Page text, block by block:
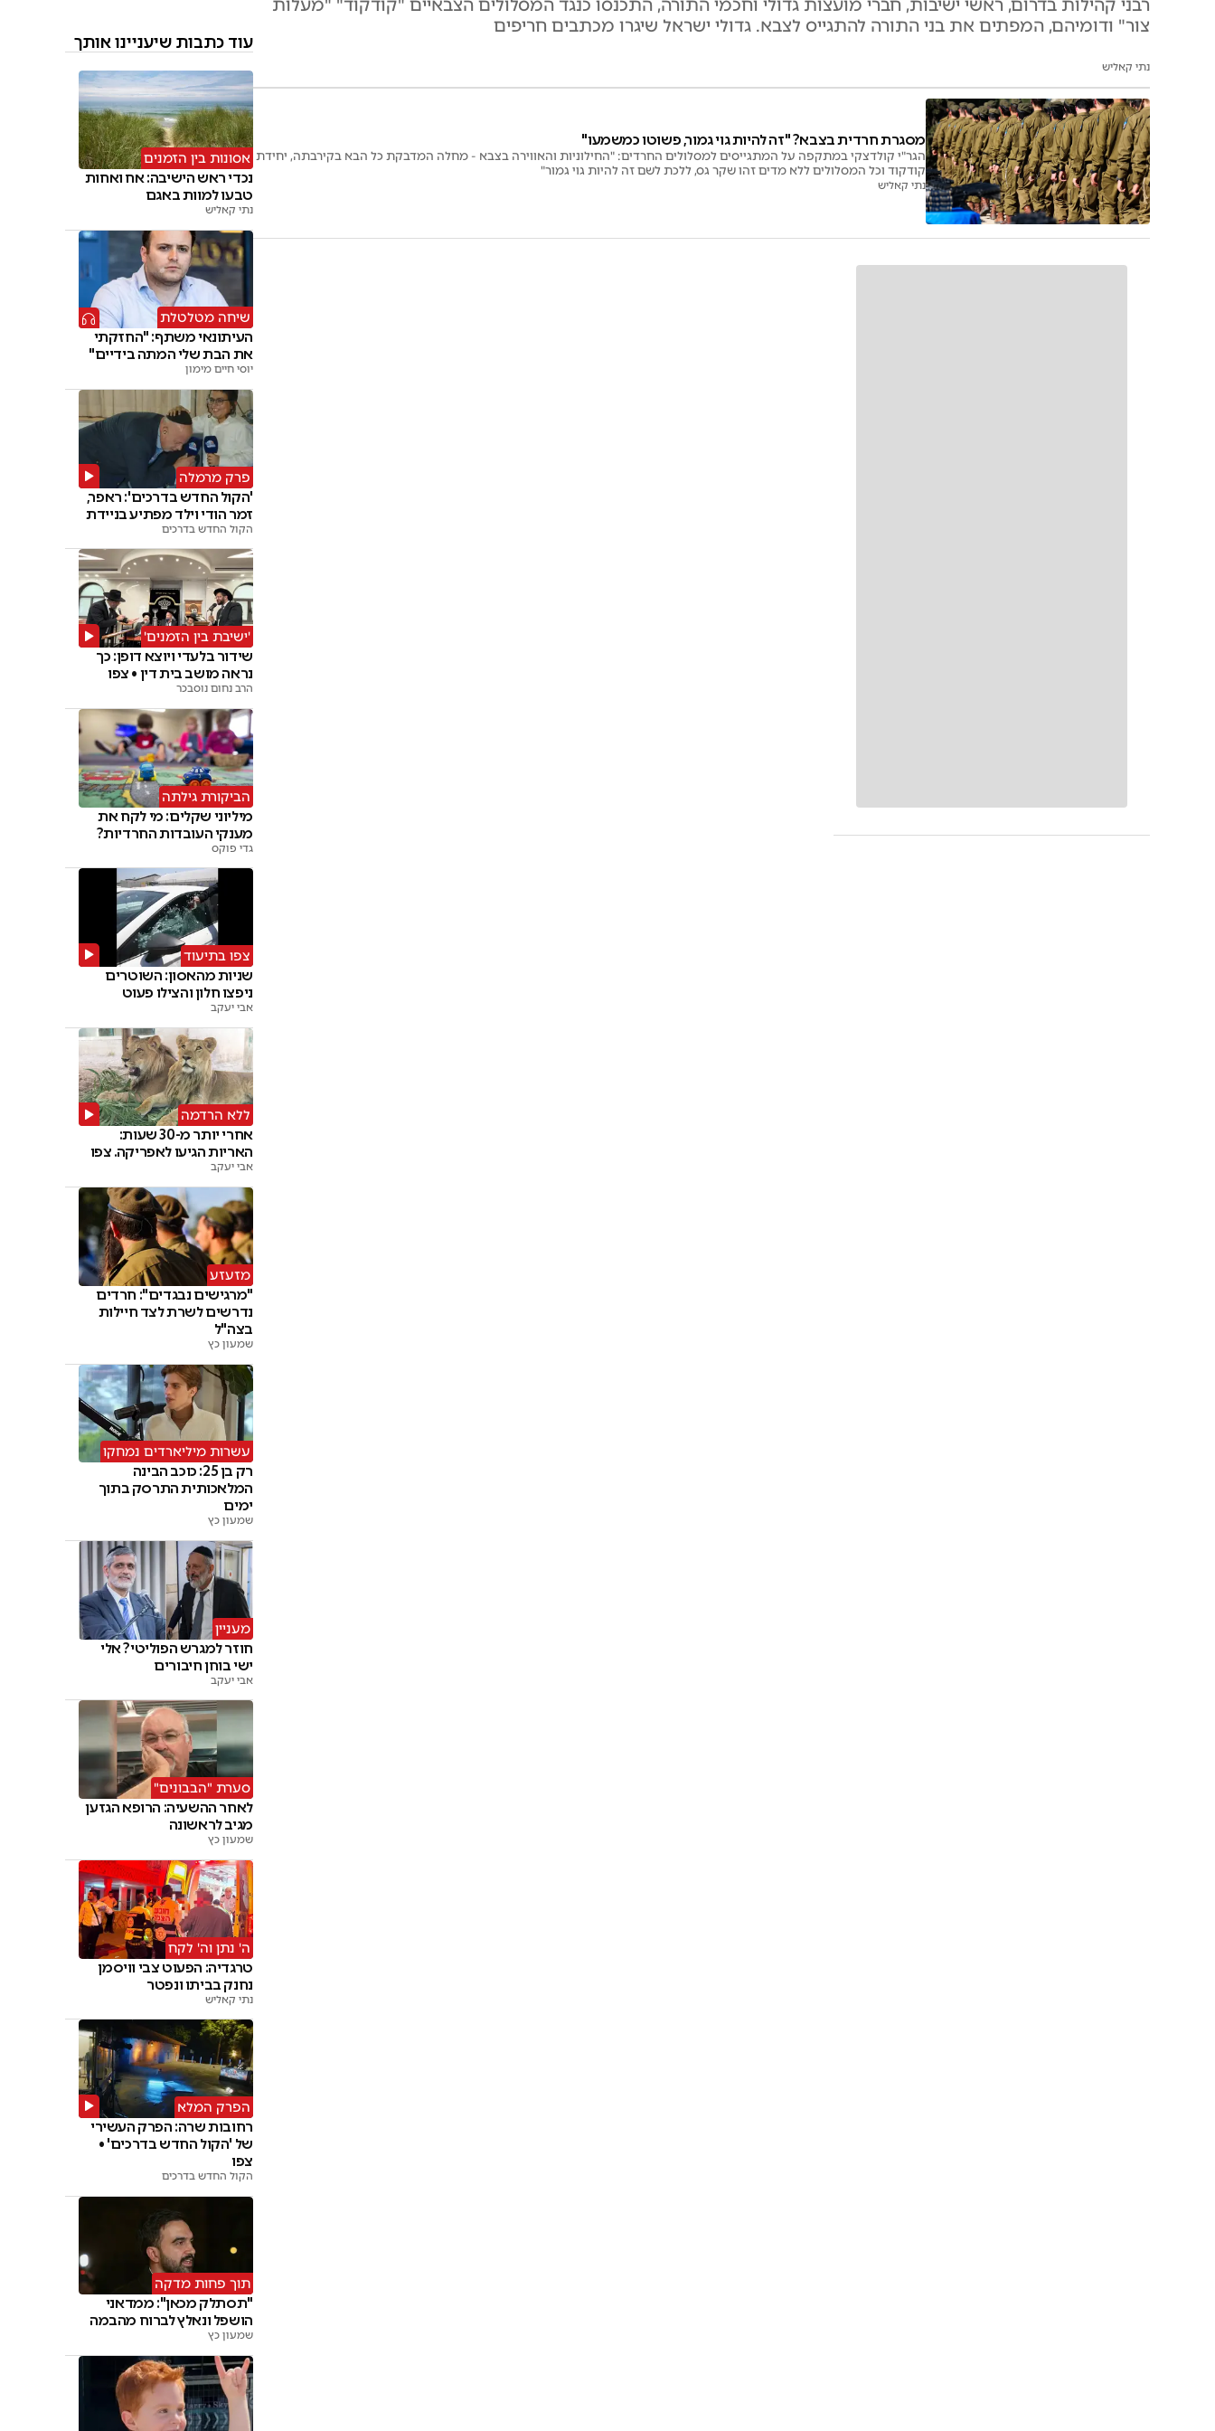
רבני קהילות בדרום, ראשי ישיבות, חברי מועצות גדולי וחכמי התורה, התכנסו כנגד המסלולים הצבאיים "קודקוד" "מעלות
צור" ודומיהם, המפתים את בני התורה להתגייס לצבא. גדולי ישראל שיגרו מכתבים חריפים
נתי קאליש
מסגרת חרדית בצבא? "זה להיות גוי גמור, פשוטו כמשמעו"
הגר"י קולדצקי במתקפה על המתגייסים למסלולים החרדים: "החילוניות והאווירה בצבא - מחלה המדבקת כל הבא בקירבתה, יחידת
קודקוד וכל המסלולים ללא מדים זהו שקר גס, ללכת לשם זה להיות גוי גמור"
נתי קאליש
עוד כתבות שיעניינו אותך
אסונות בין הזמנים
נכדי ראש הישיבה: אח ואחות
טבעו למוות באגם
נתי קאליש
שיחה מטלטלת
העיתונאי משתף: "החזקתי
את הבת שלי המתה בידיים"
יוסי חיים מימון
פרק מרמלה
'הקול החדש בדרכים': ראפר,
זמר הודי וילד מפתיע בניידת
הקול החדש בדרכים
'ישיבת בין הזמנים'
שידור בלעדי ויוצא דופן: כך
נראה מושב בית דין • צפו
הרב נחום נוסבכר
הביקורת גילתה
מיליוני שקלים: מי לקח את
מענקי העובדות החרדיות?
גדי פוקס
צפו בתיעוד
שניות מהאסון: השוטרים
ניפצו חלון והצילו פעוט
אבי יעקב
ללא הרדמה
אחרי יותר מ-30 שעות:
האריות הגיעו לאפריקה. צפו
אבי יעקב
מזעזע
"מרגישים נבגדים": חרדים
נדרשים לשרת לצד חיילות
בצה"ל
שמעון כץ
עשרות מיליארדים נמחקו
רק בן 25: כוכב הבינה
המלאכותית התרסק בתוך
ימים
שמעון כץ
מעניין
חוזר למגרש הפוליטי? אלי
ישי בוחן חיבורים
אבי יעקב
סערת "הבבונים"
לאחר ההשעיה: הרופא הגזען
מגיב לראשונה
שמעון כץ
ה' נתן וה' לקח
טרגדיה: הפעוט צבי וויסמן
נחנק בביתו ונפטר
נתי קאליש
הפרק המלא
רחובות שרה: הפרק העשירי
של 'הקול החדש בדרכים' •
צפו
הקול החדש בדרכים
תוך פחות מדקה
"תסתלק מכאן": ממדאני
הושפל ונאלץ לברוח מהבמה
שמעון כץ